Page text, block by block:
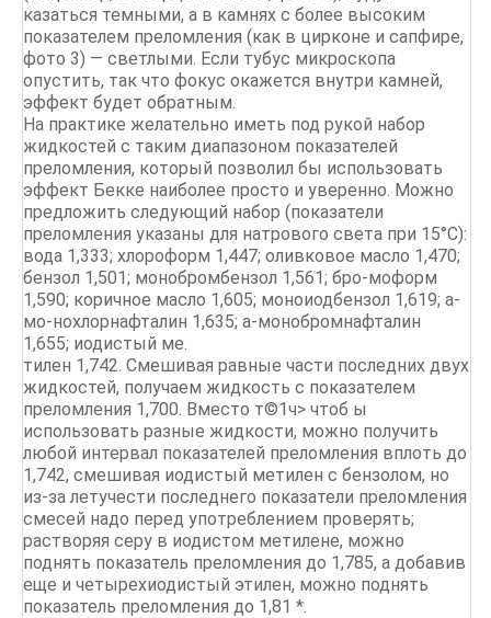
казаться темными, а в камнях с более высоким
показателем преломления (как в цирконе и сапфире,
фото 3) — светлыми. Если тубус микроскопа
опустить, так что фокус окажется внутри камней,
эффект будет обратным.
На практике желательно иметь под рукой набор
жидкостей с таким диапазоном показателей
преломления, который позволил бы использовать
эффект Бекке наиболее просто и уверенно. Можно
предложить следующий набор (показатели
преломления указаны для натрового света при 15°С):
вода 1,333; хлороформ 1,447; оливковое масло 1,470;
бензол 1,501; монобромбензол 1,561; бро-моформ
1,590; коричное масло 1,605; моноиодбензол 1,619; а-
мо-нохлорнафталин 1,635; а-монобромнафталин
1,655; иодистый ме.
тилен 1,742. Смешивая равные части последних двух
жидкостей, получаем жидкость с показателем
преломления 1,700. Вместо т©1ч> чтоб ы
использовать разные жидкости, можно получить
любой интервал показателей преломления вплоть до
1,742, смешивая иодистый метилен с бензолом, но
из-за летучести последнего показатели преломления
смесей надо перед употреблением проверять;
растворяя серу в иодистом метилене, можно
поднять показатель преломления до 1,785, а добавив
еще и четырехиодистый этилен, можно поднять
показатель преломления до 1,81 *.